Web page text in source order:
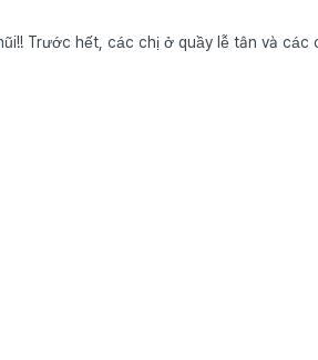
Đã 10 ngày kể từ khi phẫu thuật mũi!! Mình đã làm cả sống mũi và đầu mũi!!